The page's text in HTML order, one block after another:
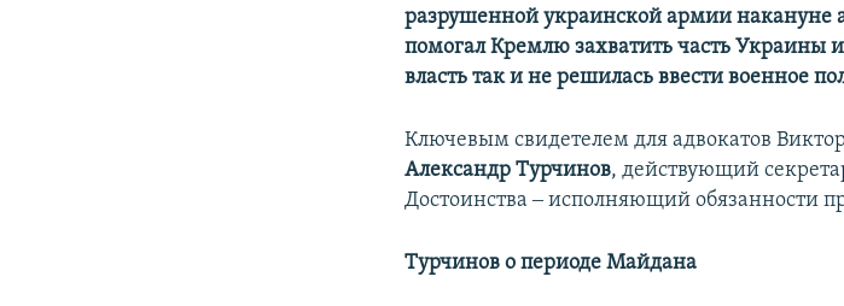
разрушенной украинской армии
помогал Кремлю захватить часть Украины
власть так и не решилась ввести военное
Ключевым свидетелем для адвокатов
Александр Турчинов, действующий
Достоинства ‒ исполняющий обязанности
Турчинов о периоде Майдана